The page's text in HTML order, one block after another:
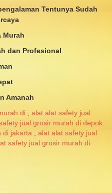
Tentunya Sudah
Murah
dan Profesional
Amanah
di
alat alat safety jual
jual grosir murah di depok
di jakarta
alat alat safety jual
safety jual grosir murah di